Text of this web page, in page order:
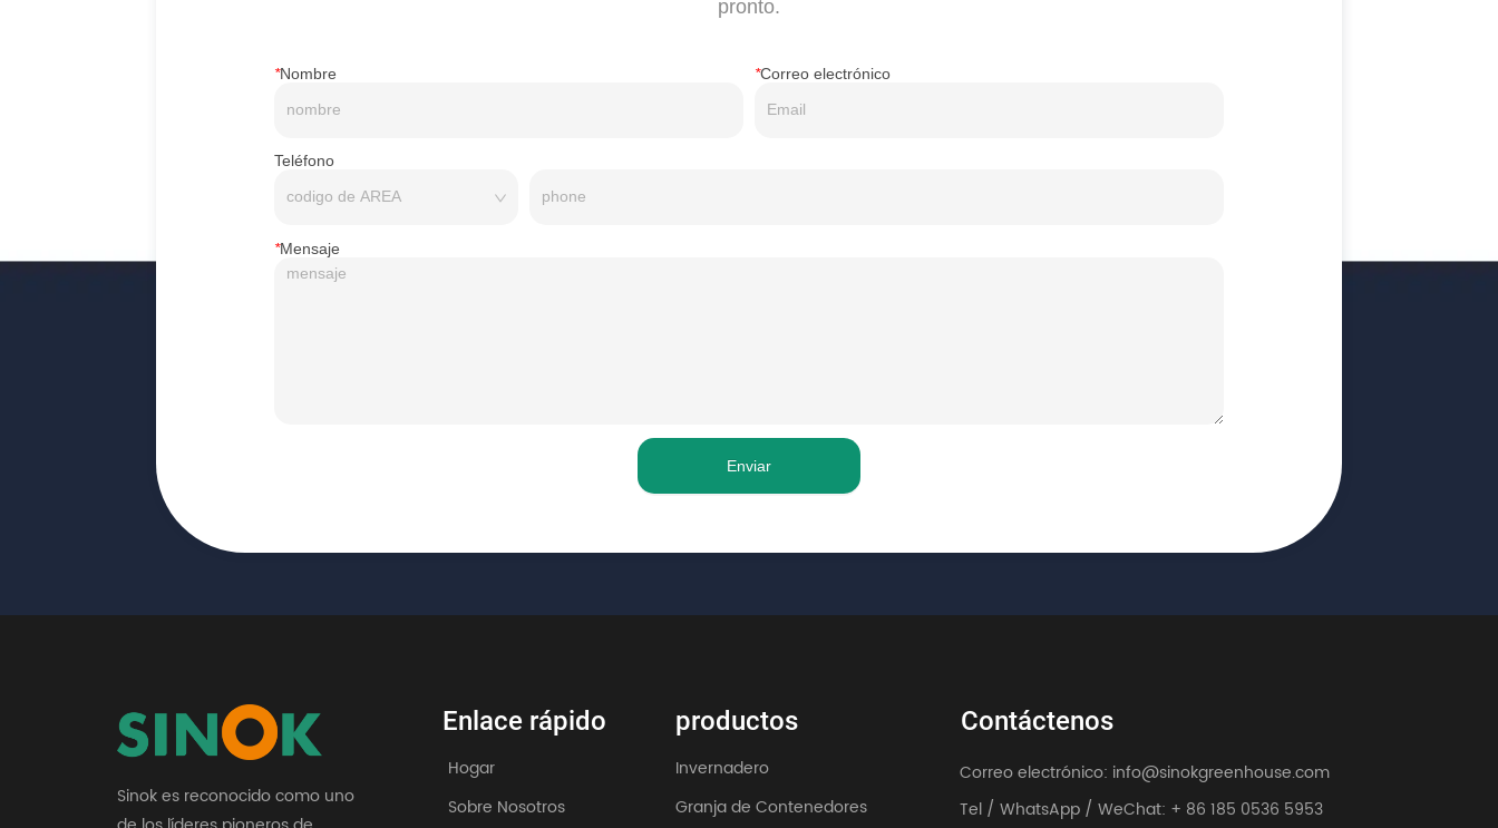
pronto.
*Nombre *Correo electrónico
Teléfono
*Mensaje
Enviar
Sinok es reconocido como uno
Enlace rápido
Hogar
Sobre Nosotros
productos
Invernadero
Granja de Contenedores
Contáctenos
Correo electrónico: info@sinokgreenhouse.com
Tel / WhatsApp / WeChat: + 86 185 0536 5953